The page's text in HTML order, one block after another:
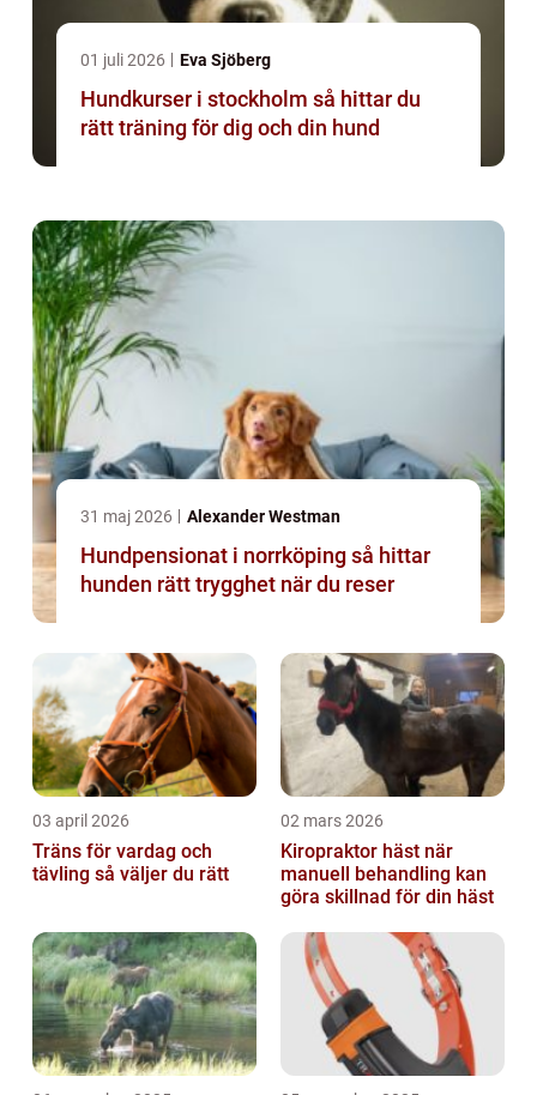
01 juli 2026 Eva Sjöberg
Hundkurser i stockholm så hittar du
rätt träning för dig och din hund
31 maj 2026 Alexander Westman
Hundpensionat i norrköping så hittar
hunden rätt trygghet när du reser
03 april 2026
Träns för vardag och
tävling så väljer du rätt
02 mars 2026
Kiropraktor häst när
manuell behandling kan
göra skillnad för din häst